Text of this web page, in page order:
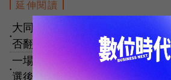
延伸閱讀
●
大同新總經理由「素人」湯政仁
否翻新？
●
一場密會，收攏最強媳婦！林文
選後清算疑雲、改革方針一次說明